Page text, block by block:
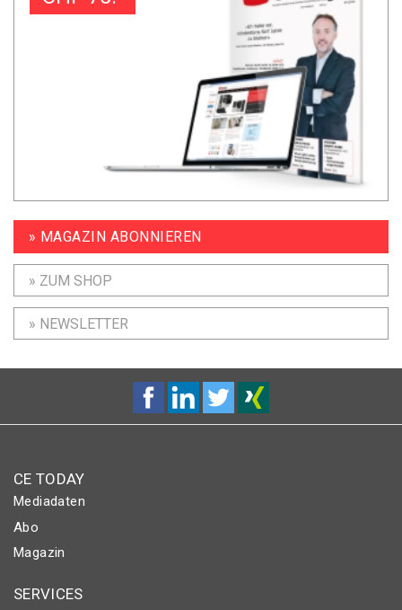
» MAGAZIN ABONNIEREN
» ZUM SHOP
» NEWSLETTER
CE TODAY
Mediadaten
Abo
Magazin
SERVICES